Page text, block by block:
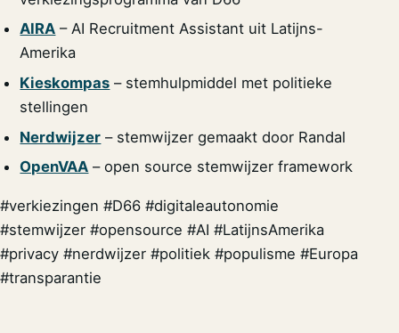
AIRA – AI Recruitment Assistant uit Latijns-
Amerika
Kieskompas – stemhulpmiddel met politieke
stellingen
Nerdwijzer – stemwijzer gemaakt door Randal
OpenVAA – open source stemwijzer framework
#verkiezingen #D66 #digitaleautonomie
#stemwijzer #opensource #AI #LatijnsAmerika
#privacy #nerdwijzer #politiek #populisme #Europa
#transparantie